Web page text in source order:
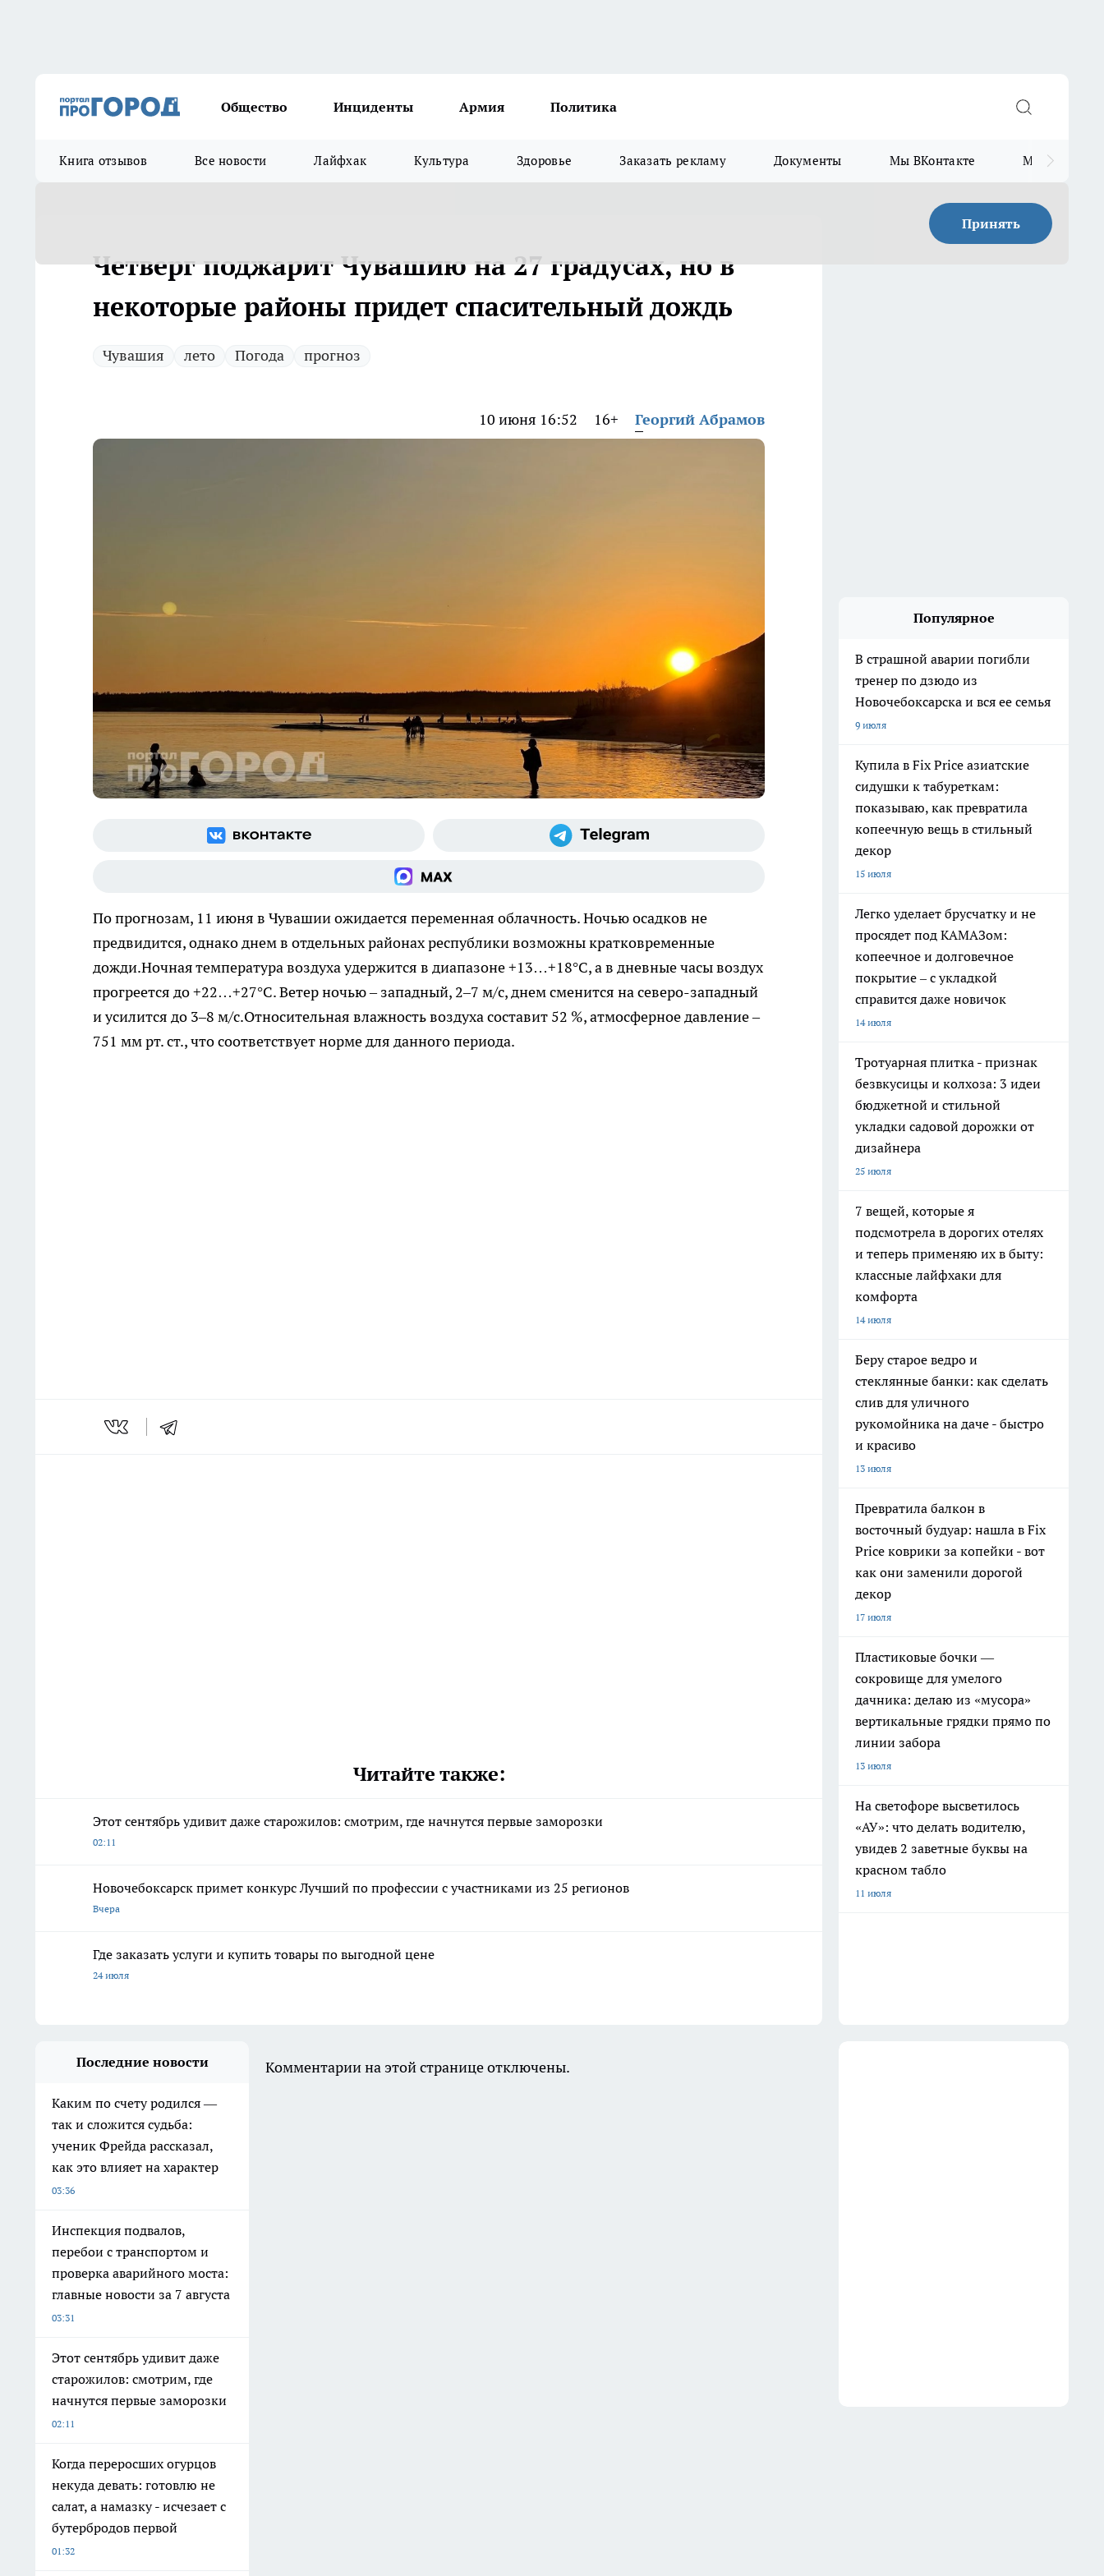
Общество Инциденты Армия Политика
Книга отзывов Все новости Лайфхак Культура Здоровье Заказать рекламу Документы Мы ВКонтакте Мы в
Принять
Четверг поджарит Чувашию на 27 градусах, но в
некоторые районы придет спасительный дождь
Чувашия лето Погода прогноз
10 июня 16:52 16+ Георгий Абрамов
По прогнозам, 11 июня в Чувашии ожидается переменная облачность. Ночью осадков не
предвидится, однако днем в отдельных районах республики возможны кратковременные
дожди.Ночная температура воздуха удержится в диапазоне +13…+18°С, а в дневные часы воздух
прогреется до +22…+27°С. Ветер ночью – западный, 2–7 м/с, днем сменится на северо-западный
и усилится до 3–8 м/с.Относительная влажность воздуха составит 52 %, атмосферное давление –
751 мм рт. ст., что соответствует норме для данного периода.
Читайте также:
Этот сентябрь удивит даже старожилов: смотрим, где начнутся первые заморозки
02:11
Новочебоксарск примет конкурс Лучший по профессии с участниками из 25 регионов
Вчера
Где заказать услуги и купить товары по выгодной цене
24 июля
Популярное
В страшной аварии погибли
тренер по дзюдо из
Новочебоксарска и вся ее семья
9 июля
Купила в Fix Price азиатские
сидушки к табуреткам:
показываю, как превратила
копеечную вещь в стильный
декор
15 июля
Легко уделает брусчатку и не
просядет под КАМАЗом:
копеечное и долговечное
покрытие – с укладкой
справится даже новичок
14 июля
Тротуарная плитка - признак
безвкусицы и колхоза: 3 идеи
бюджетной и стильной
укладки садовой дорожки от
дизайнера
25 июля
7 вещей, которые я
подсмотрела в дорогих отелях
и теперь применяю их в быту:
классные лайфхаки для
комфорта
14 июля
Беру старое ведро и
стеклянные банки: как сделать
слив для уличного
рукомойника на даче - быстро
и красиво
13 июля
Превратила балкон в
восточный будуар: нашла в Fix
Price коврики за копейки - вот
как они заменили дорогой
декор
17 июля
Пластиковые бочки —
сокровище для умелого
дачника: делаю из «мусора»
вертикальные грядки прямо по
линии забора
13 июля
На светофоре высветилось
«АУ»: что делать водителю,
увидев 2 заветные буквы на
красном табло
11 июля
Последние новости
Каким по счету родился —
так и сложится судьба:
ученик Фрейда рассказал,
как это влияет на характер
03:36
Инспекция подвалов,
перебои с транспортом и
проверка аварийного моста:
главные новости за 7 августа
03:31
Этот сентябрь удивит даже
старожилов: смотрим, где
начнутся первые заморозки
02:11
Когда переросших огурцов
некуда девать: готовлю не
салат, а намазку - исчезает с
бутербродов первой
01:32
Комментарии на этой странице отключены.